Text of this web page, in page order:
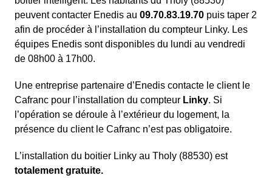
peuvent contacter Enedis au 09.70.83.19.70 puis taper 2
afin de procéder à l’installation du compteur Linky. Les
équipes Enedis sont disponibles du lundi au vendredi
de 08h00 à 17h00.
Une entreprise partenaire d’Enedis contacte le client le
Cafranc pour l’installation du compteur Linky. Si
l’opération se déroule à l’extérieur du logement, la
présence du client le Cafranc n’est pas obligatoire.
L’installation du boitier Linky au Tholy (88530) est
totalement gratuite.